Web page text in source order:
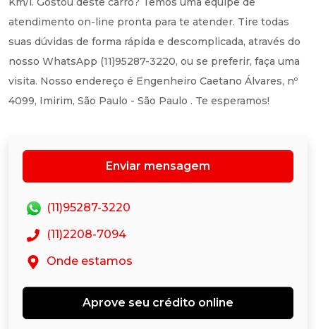
atendimento on-line pronta para te atender. Tire todas
suas dúvidas de forma rápida e descomplicada, através do
nosso WhatsApp (11)95287-3220, ou se preferir, faça uma
visita. Nosso endereço é Engenheiro Caetano Álvares, nº
4099, Imirim, São Paulo - São Paulo . Te esperamos!
Enviar mensagem
(11)95287-3220
(11)2208-7094
Onde estamos
Aprove seu crédito online